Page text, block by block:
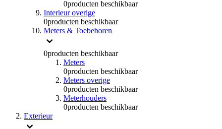
0producten beschikbaar
Interieur overige
0producten beschikbaar
Meters & Toebehoren
0producten beschikbaar
Meters
0producten beschikbaar
Meters overige
0producten beschikbaar
Meterhouders
0producten beschikbaar
Exterieur